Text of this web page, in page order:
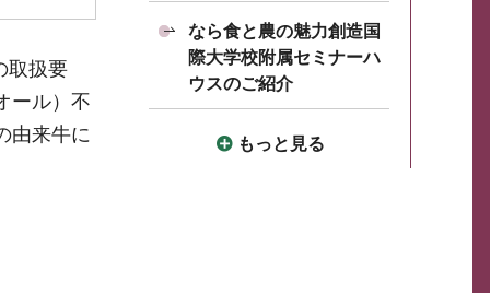
取扱要
ール）不
由来牛に
なら食と農の魅力創造国
際大学校附属セミナーハ
ウスのご紹介
もっと見る